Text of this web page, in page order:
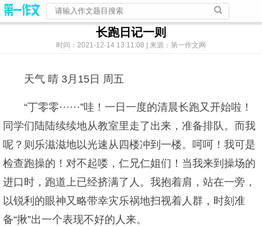
长跑日记一则
时间：2021-12-14 13:11:08 | 来源：第一作文网
天气 晴 3月15日 周五
“丁零零······”哇！一日一度的清晨长跑又开始啦！
同学们陆陆续续地从教室里走了出来，准备排队。而我
呢？则乐滋滋地以光速从四楼冲到一楼。呵呵！我可是
检查跑操的！对不起喽，仁兄仁姐们！当我来到操场的
进口时，跑道上已经挤满了人。我抱着肩，站在一旁，
以锐利的眼神又略带幸灾乐祸地扫视着人群，时刻准
备“揪”出一个表现不好的人来。